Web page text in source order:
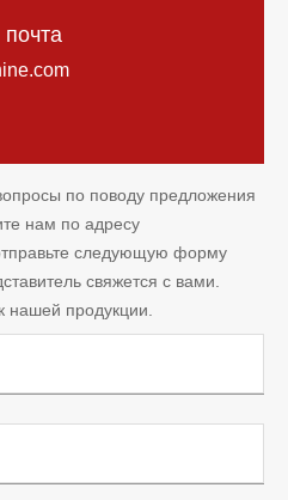
по поводу предложения
нам по адресу
следующую форму
свяжется с вами.
нашей продукции.